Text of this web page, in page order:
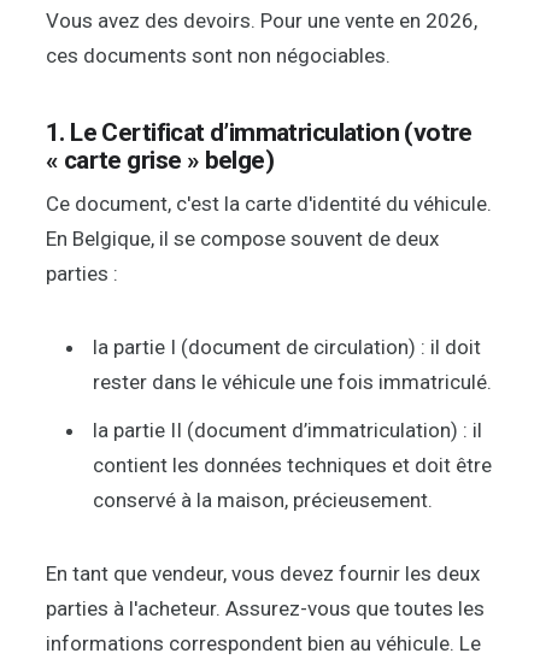
Vous avez des devoirs. Pour une vente en 2026,
ces documents sont non négociables.
1. Le Certificat d’immatriculation (votre
« carte grise » belge)
Ce document, c'est la carte d'identité du véhicule.
En Belgique, il se compose souvent de deux
parties :
la partie I (document de circulation) : il doit
rester dans le véhicule une fois immatriculé.
la partie II (document d’immatriculation) : il
contient les données techniques et doit être
conservé à la maison, précieusement.
En tant que vendeur, vous devez fournir les deux
parties à l'acheteur. Assurez-vous que toutes les
informations correspondent bien au véhicule. Le